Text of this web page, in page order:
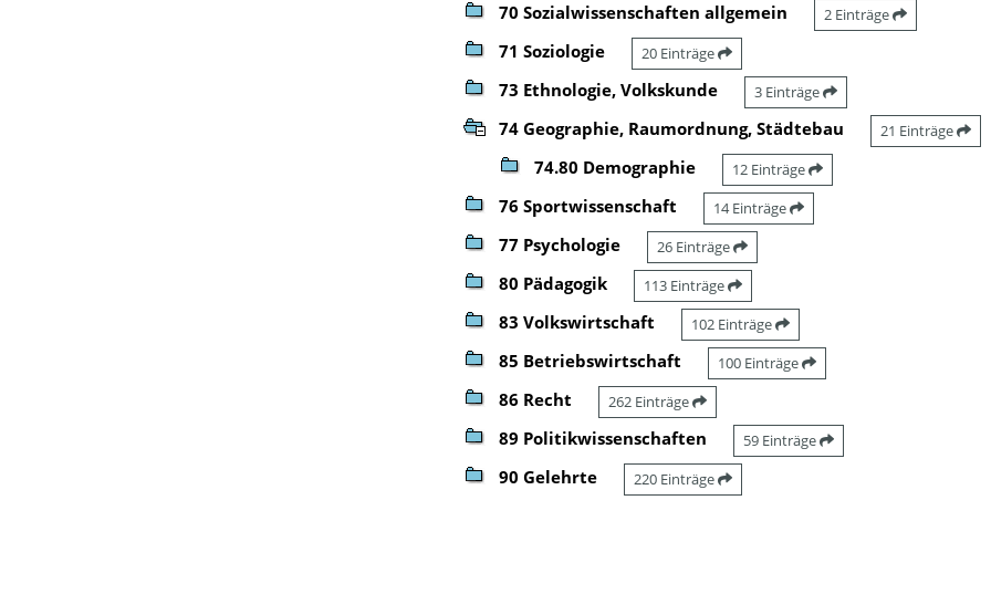
70 Sozialwissenschaften allgemein 2 Einträge
71 Soziologie 20 Einträge
73 Ethnologie, Volkskunde 3 Einträge
74 Geographie, Raumordnung, Städtebau 21 Einträge
74.80 Demographie 12 Einträge
76 Sportwissenschaft 14 Einträge
77 Psychologie 26 Einträge
80 Pädagogik 113 Einträge
83 Volkswirtschaft 102 Einträge
85 Betriebswirtschaft 100 Einträge
86 Recht 262 Einträge
89 Politikwissenschaften 59 Einträge
90 Gelehrte 220 Einträge